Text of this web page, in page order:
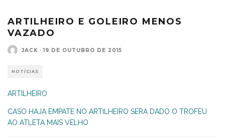
ARTILHEIRO E GOLEIRO MENOS
VAZADO
JACK · 19 DE OUTUBRO DE 2015
NOTÍCIAS
ARTILHEIRO
CASO HAJA EMPATE NO ARTILHEIRO SERA DADO O TROFEU
AO ATLETA MAIS VELHO